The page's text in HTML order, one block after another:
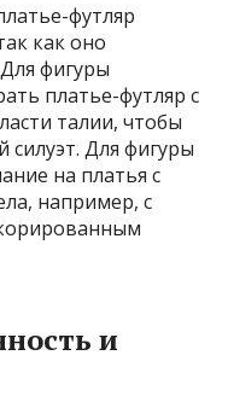
футляр
как оно
фигуры
платье-футляр с
талии, чтобы
силуэт. Для фигуры
на платья с
например, с
и